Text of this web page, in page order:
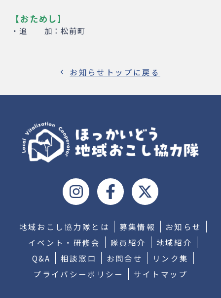
【おためし】
・追 加：松前町
お知らせトップに戻る
地域おこし協力隊とは 募集情報
お知らせ
イベント・研修会
隊員紹介
地域紹介
Q&A
相談窓口 お問合せ
リンク集
プライバシーポリシー
サイトマップ